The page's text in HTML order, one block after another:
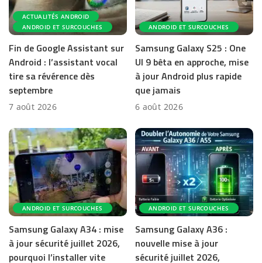
ACTUALITÉS ANDROID
ANDROID ET SURCOUCHES
Fin de Google Assistant sur
Android : l’assistant vocal
tire sa révérence dès
septembre
7 août 2026
ANDROID ET SURCOUCHES
Samsung Galaxy S25 : One
UI 9 bêta en approche, mise
à jour Android plus rapide
que jamais
6 août 2026
ANDROID ET SURCOUCHES
Samsung Galaxy A34 : mise
à jour sécurité juillet 2026,
pourquoi l’installer vite
ANDROID ET SURCOUCHES
Samsung Galaxy A36 :
nouvelle mise à jour
sécurité juillet 2026,